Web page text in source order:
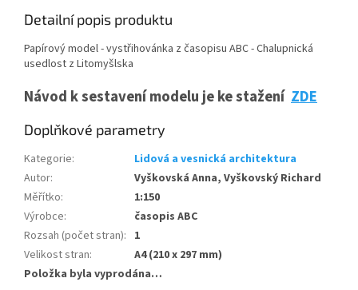
Detailní popis produktu
Papírový model - vystřihovánka z časopisu ABC - Chalupnická
usedlost z Litomyšlska
Návod k sestavení modelu je ke stažení ZDE
Doplňkové parametry
Kategorie:
Lidová a vesnická architektura
Autor:
Vyškovská Anna, Vyškovský Richard
Měřítko:
1:150
Výrobce:
časopis ABC
Rozsah (počet stran): 1
Velikost stran:
A4 (210 x 297 mm)
Položka byla vyprodána…